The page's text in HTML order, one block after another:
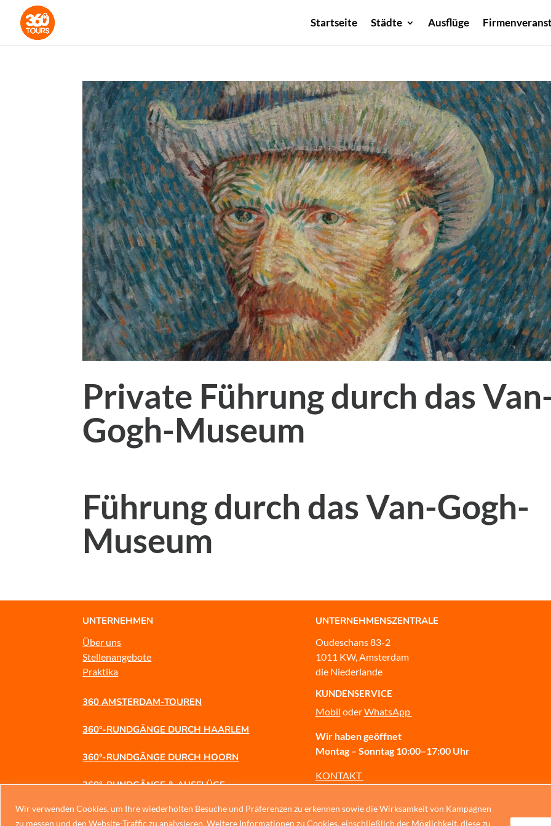
Wir verwenden Cookies, um Ihre wiederholten Besuche und Präferenzen zu erkennen sowie die Wirksamkeit von Kampagnen
zu messen und den Website-Traffic zu analysieren. Weitere Informationen zu Cookies, einschließlich der Möglichkeit, diese zu
Startseite Städte Ausflüge
Private Führung durch das
Gogh-Museum
Führung durch das Van-Gogh-
Museum
UNTERNEHMEN
Über uns
Stellenangebote
Praktika
360 AMSTERDAM-TOUREN
360°-RUNDGÄNGE DURCH HAARLEM
360°-RUNDGÄNGE DURCH HOORN
360°-RUNDGÄNGE & AUSFLÜGE
360 GESCHÄFTSREISEN
UNTERNEHMENSZENTRALE
Oudeschans 83-2
1011 KW, Amsterdam
die Niederlande
KUNDENSERVICE
Mobil oderWhatsApp
Wir haben geöffnet
Montag – Sonntag 10:00–17:00 Uhr
KONTAKT